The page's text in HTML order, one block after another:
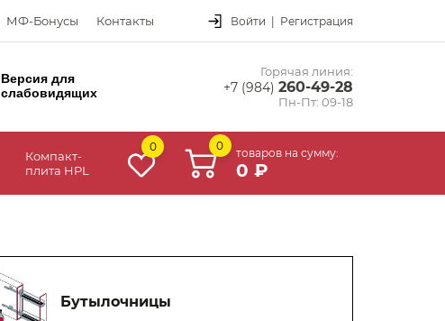
МФ-Бонусы Контакты Войти | Регистрация
Версия для
слабовидящих
Горячая линия:
+7 (984) 260-49-28
Пн-Пт: 09-18
Компакт-
плита HPL
0 0
товаров на сумму:
0 ₽
Бутылочницы